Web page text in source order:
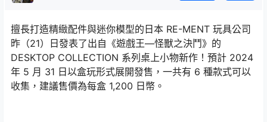
擅長打造精緻配件與迷你模型的日本 RE-MENT 玩具公司
昨（21）日發表了出自《遊戲王—怪獸之決鬥》的
DESKTOP COLLECTION 系列桌上小物新作！預計 2024
年 5 月 31 日以盒玩形式展開發售，一共有 6 種款式可以
收集，建議售價為每盒 1,200 日幣。